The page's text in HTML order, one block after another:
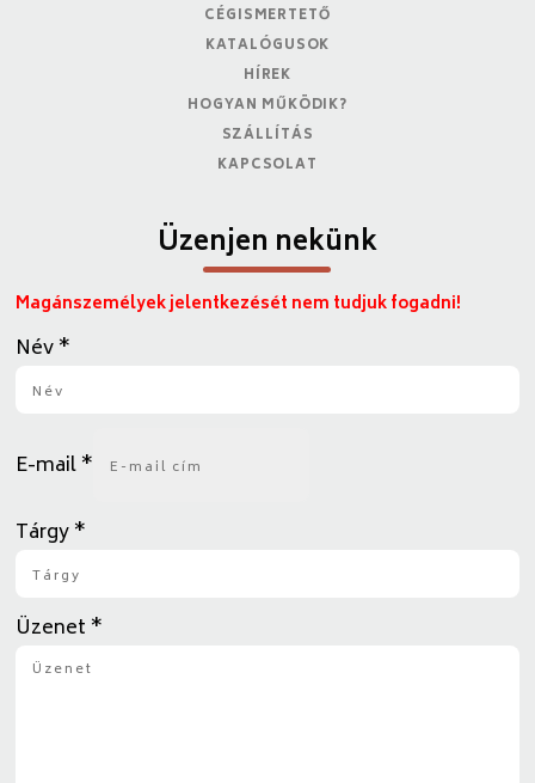
CÉGISMERTETŐ
KATALÓGUSOK
HÍREK
HOGYAN MŰKÖDIK?
SZÁLLÍTÁS
KAPCSOLAT
Üzenjen nekünk
Magánszemélyek jelentkezését nem tudjuk fogadni!
Név*
E-mail*
Tárgy*
Üzenet *